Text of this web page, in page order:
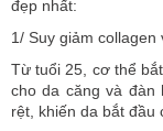
đẹp nhất:
1/ Suy giảm collagen
Từ tuổi 25, cơ thể
cho da căng và
rệt, khiến da bắt đầu